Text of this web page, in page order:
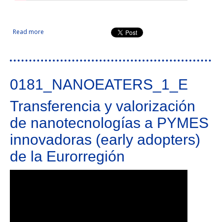
Read more about Centro Transfronterizo de Innovación Empresarial en
Ecodiseño en la EUROACE - DEsign & GReen ENgineering
0181_NANOEATERS_1_E
Transferencia y valorización
de nanotecnologías a PYMES
innovadoras (early adopters)
de la Eurorregión